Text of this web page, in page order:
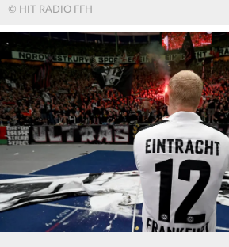
© HIT RADIO FFH